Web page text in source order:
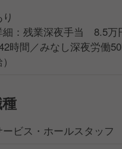
細：残業深夜手当 8.5万
時間／みなし深夜労働
ビス・ホールスタッフ